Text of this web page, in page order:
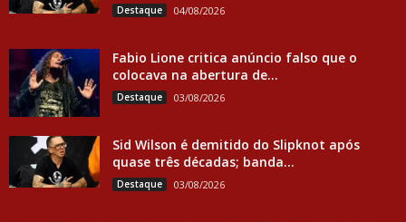
Destaque 04/08/2026
Fabio Lione critica anúncio falso que o
colocava na abertura de...
Destaque 03/08/2026
Sid Wilson é demitido do Slipknot após
quase três décadas; banda...
Destaque 03/08/2026